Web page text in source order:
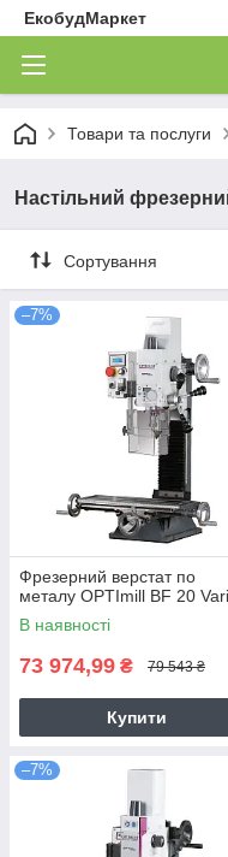
ЕкобудМаркет
Товари та послуги
Настільний
Сортування
–7%
Фрезерний верстат по
металу OPTImill BF 20
В наявності
73 974,99 ₴ 79 543 ₴
Купити
–7%